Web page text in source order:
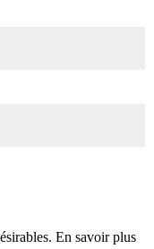
En savoir plus